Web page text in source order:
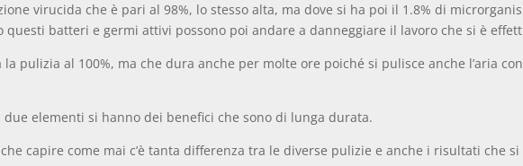
virucida che è pari al 98%, lo stesso alta, ma dove si ha poi il 1.8% di
batteri e germi attivi possono poi andare a danneggiare il lavoro che si è
pulizia al 100%, ma che dura anche per molte ore poiché si pulisce anche l’aria
elementi si hanno dei benefici che sono di lunga durata.
capire come mai c’è tanta differenza tra le diverse pulizie e anche i risultati che si